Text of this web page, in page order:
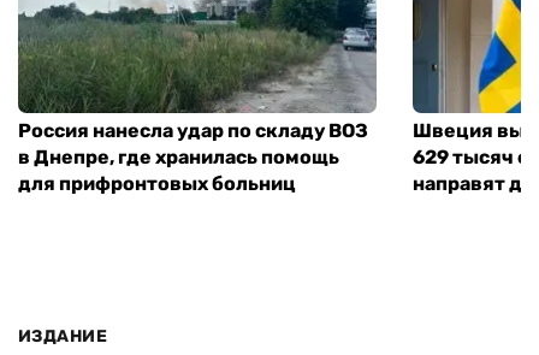
Россия нанесла удар по складу ВОЗ
в Днепре, где хранилась помощь
для прифронтовых больниц
Швеция
629 тысяч
направят
ИЗДАНИЕ